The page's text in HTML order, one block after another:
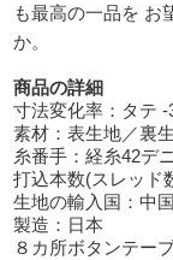
も最高の一品を お
か。
商品の詳細
寸法変化率：タテ
素材：表生地／裏
糸番手：経糸42デ
打込本数(スレッド
生地の輸入国：中国
製造：日本
８カ所ボタンテー